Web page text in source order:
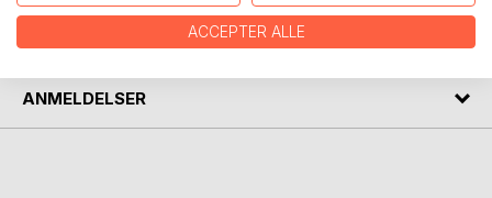
ANMELDELSER
ACCEPTER ALLE